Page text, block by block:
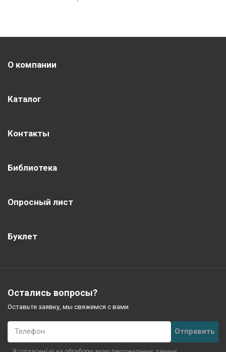
О компании
Каталог
Контакты
Библиотека
Опросный лист
Буклет
Остались вопросы?
Оставьте заявку, мы свяжемся с вами
Телефон